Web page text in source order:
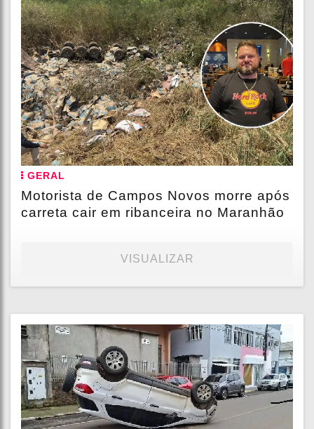
GERAL
Motorista de Campos Novos morre após
carreta cair em ribanceira no Maranhão
VISUALIZAR